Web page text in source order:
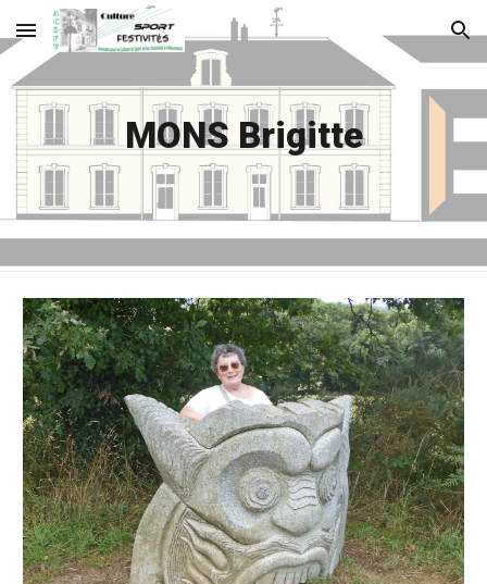
Skip to main content Skip to navigation
MONS Brigitte